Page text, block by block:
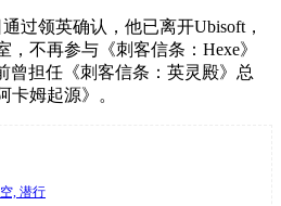
过领英确认，他已离开Ubisoft，
不再参与《刺客信条：Hexe》
曾担任《刺客信条：英灵殿》总
卡姆起源》。
, 潜行